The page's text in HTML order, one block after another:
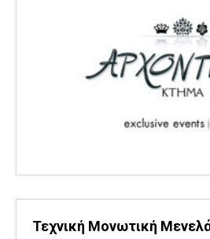
Τεχνική Μονωτική